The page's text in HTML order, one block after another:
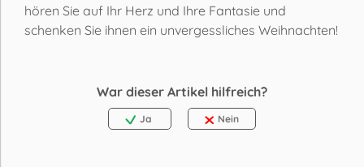
hören Sie auf Ihr Herz und Ihre Fantasie und
schenken Sie ihnen ein unvergessliches Weihnachten!
War dieser Artikel hilfreich?
Ja Nein